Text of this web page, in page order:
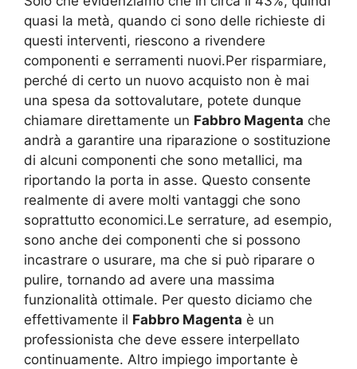
quasi la metà, quando ci sono delle richieste di
questi interventi, riescono a rivendere
componenti e serramenti nuovi.Per risparmiare,
perché di certo un nuovo acquisto non è mai
una spesa da sottovalutare, potete dunque
chiamare direttamente un Fabbro Magenta che
andrà a garantire una riparazione o sostituzione
di alcuni componenti che sono metallici, ma
riportando la porta in asse. Questo consente
realmente di avere molti vantaggi che sono
soprattutto economici.Le serrature, ad esempio,
sono anche dei componenti che si possono
incastrare o usurare, ma che si può riparare o
pulire, tornando ad avere una massima
funzionalità ottimale. Per questo diciamo che
effettivamente il Fabbro Magenta è un
professionista che deve essere interpellato
continuamente. Altro impiego importante è